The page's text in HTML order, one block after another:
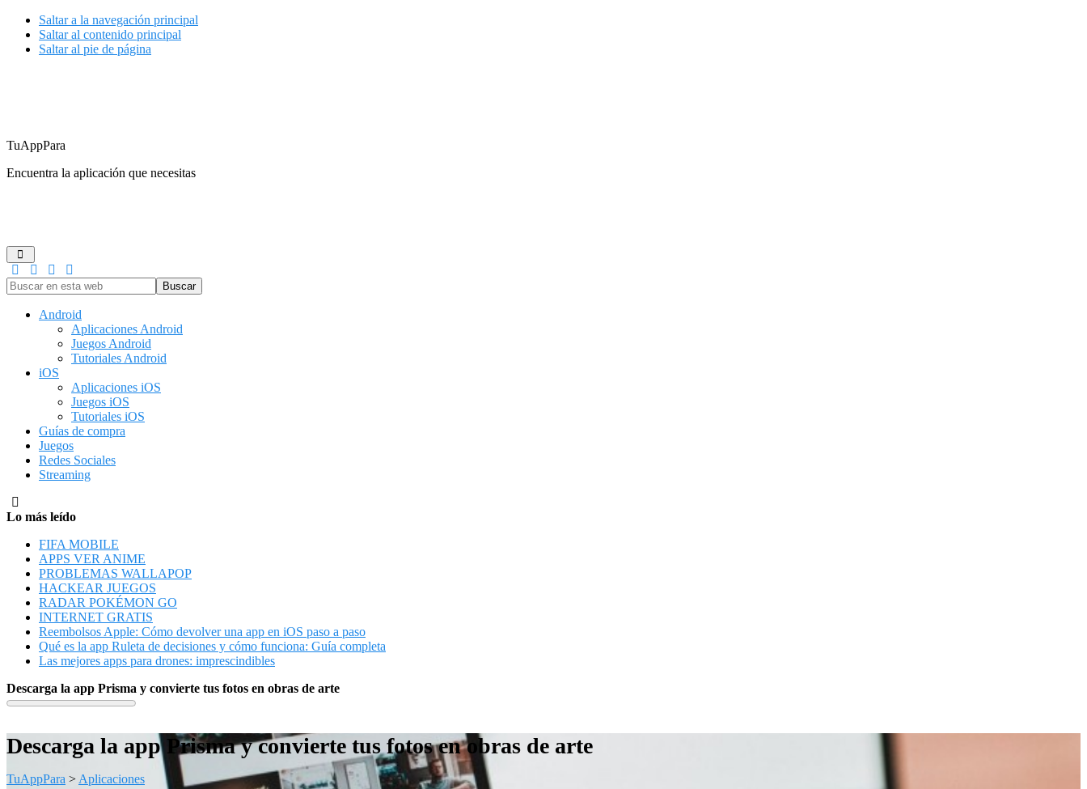
Saltar a la navegación principal
Saltar al contenido principal
Saltar al pie de página
TuAppPara
Encuentra la aplicación que necesitas
Buscar
en
Android
Aplicaciones Android
Juegos Android
Tutoriales Android
iOS
Aplicaciones iOS
Juegos iOS
Tutoriales iOS
Guías de compra
Juegos
Redes Sociales
Streaming
Lo más leído
FIFA MOBILE
APPS VER ANIME
PROBLEMAS WALLAPOP
HACKEAR JUEGOS
RADAR POKÉMON GO
INTERNET GRATIS
Reembolsos Apple: Cómo devolver una app en iOS paso a paso
Qué es la app Ruleta de decisiones y cómo funciona: Guía completa
Las mejores apps para drones: imprescindibles
Descarga la app Prisma y convierte tus fotos en obras de arte
Descarga la app Prisma y convierte tus fotos en obras de arte
TuAppPara > Aplicaciones